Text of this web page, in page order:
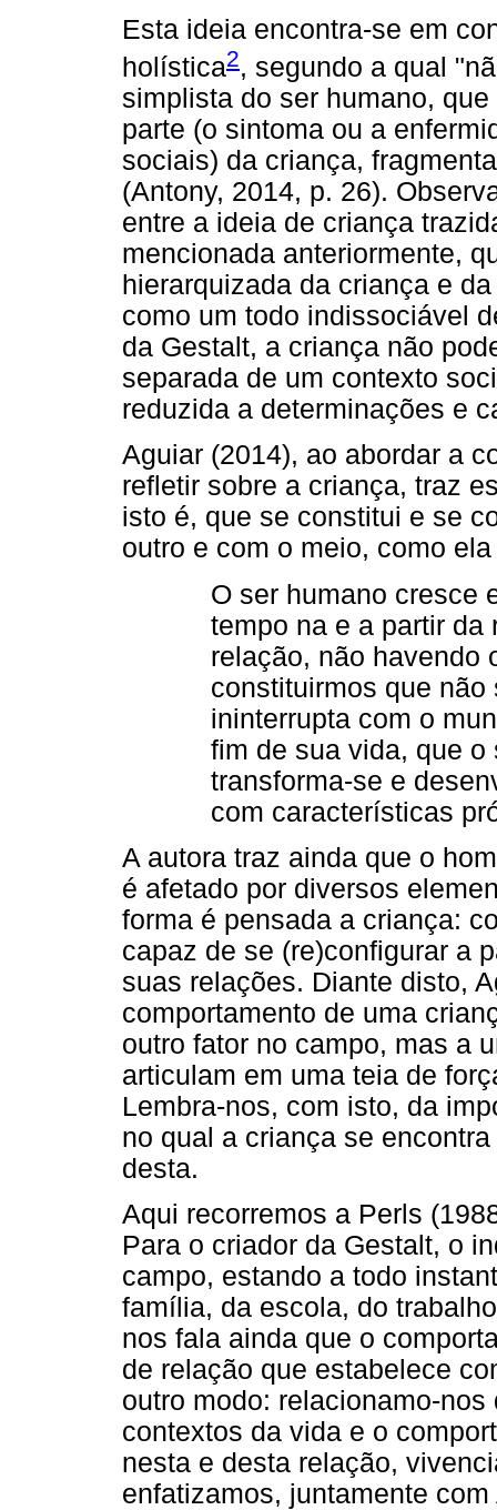
Esta ideia encontra-se em
holística2, segundo a qual
simplista do ser humano,
parte (o sintoma ou a
sociais) da criança,
(Antony, 2014, p. 26).
entre a ideia de criança
mencionada anteriormente,
hierarquizada da criança e
como um todo indissociável
da Gestalt, a criança não
separada de um contexto
reduzida a determinações e
Aguiar (2014), ao abordar a
refletir sobre a criança, traz
isto é, que se constitui e se
outro e com o meio, como
O ser humano cresce
tempo na e a partir
relação, não havendo
constituirmos que
ininterrupta com o
fim de sua vida, que
transforma-se e
com características
A autora traz ainda que o
é afetado por diversos
forma é pensada a criança:
capaz de se (re)configurar a
suas relações. Diante disto,
comportamento de uma
outro fator no campo, mas a
articulam em uma teia de
Lembra-nos, com isto, da
no qual a criança se
desta.
Aqui recorremos a Perls
Para o criador da Gestalt, o
campo, estando a todo
família, da escola, do
nos fala ainda que o
de relação que estabelece
outro modo: relacionamo-
contextos da vida e o
nesta e desta relação,
enfatizamos, juntamente